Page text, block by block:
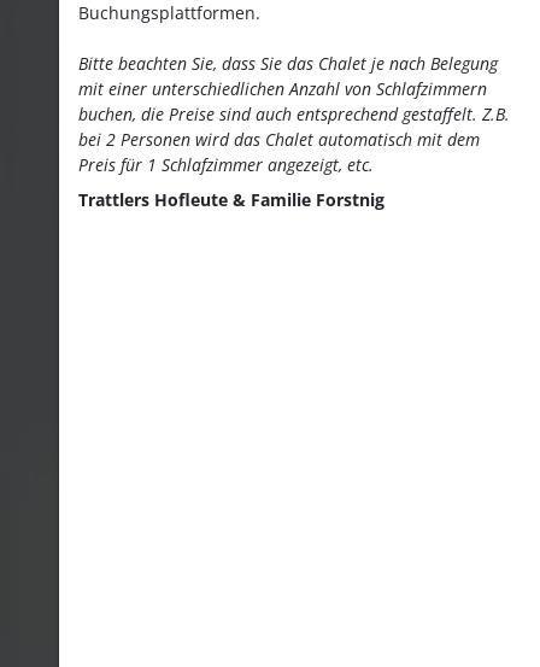
Buchungsplattformen.
Bitte beachten Sie, dass Sie das Chalet je nach Belegung
mit einer unterschiedlichen Anzahl von Schlafzimmern
buchen, die Preise sind auch entsprechend gestaffelt. Z.B.
bei 2 Personen wird das Chalet automatisch mit dem
Preis für 1 Schlafzimmer angezeigt, etc.
Trattlers Hofleute & Familie Forstnig